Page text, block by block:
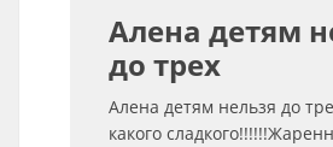
Алена детям
до трех
Алена детям нельзя до
какого